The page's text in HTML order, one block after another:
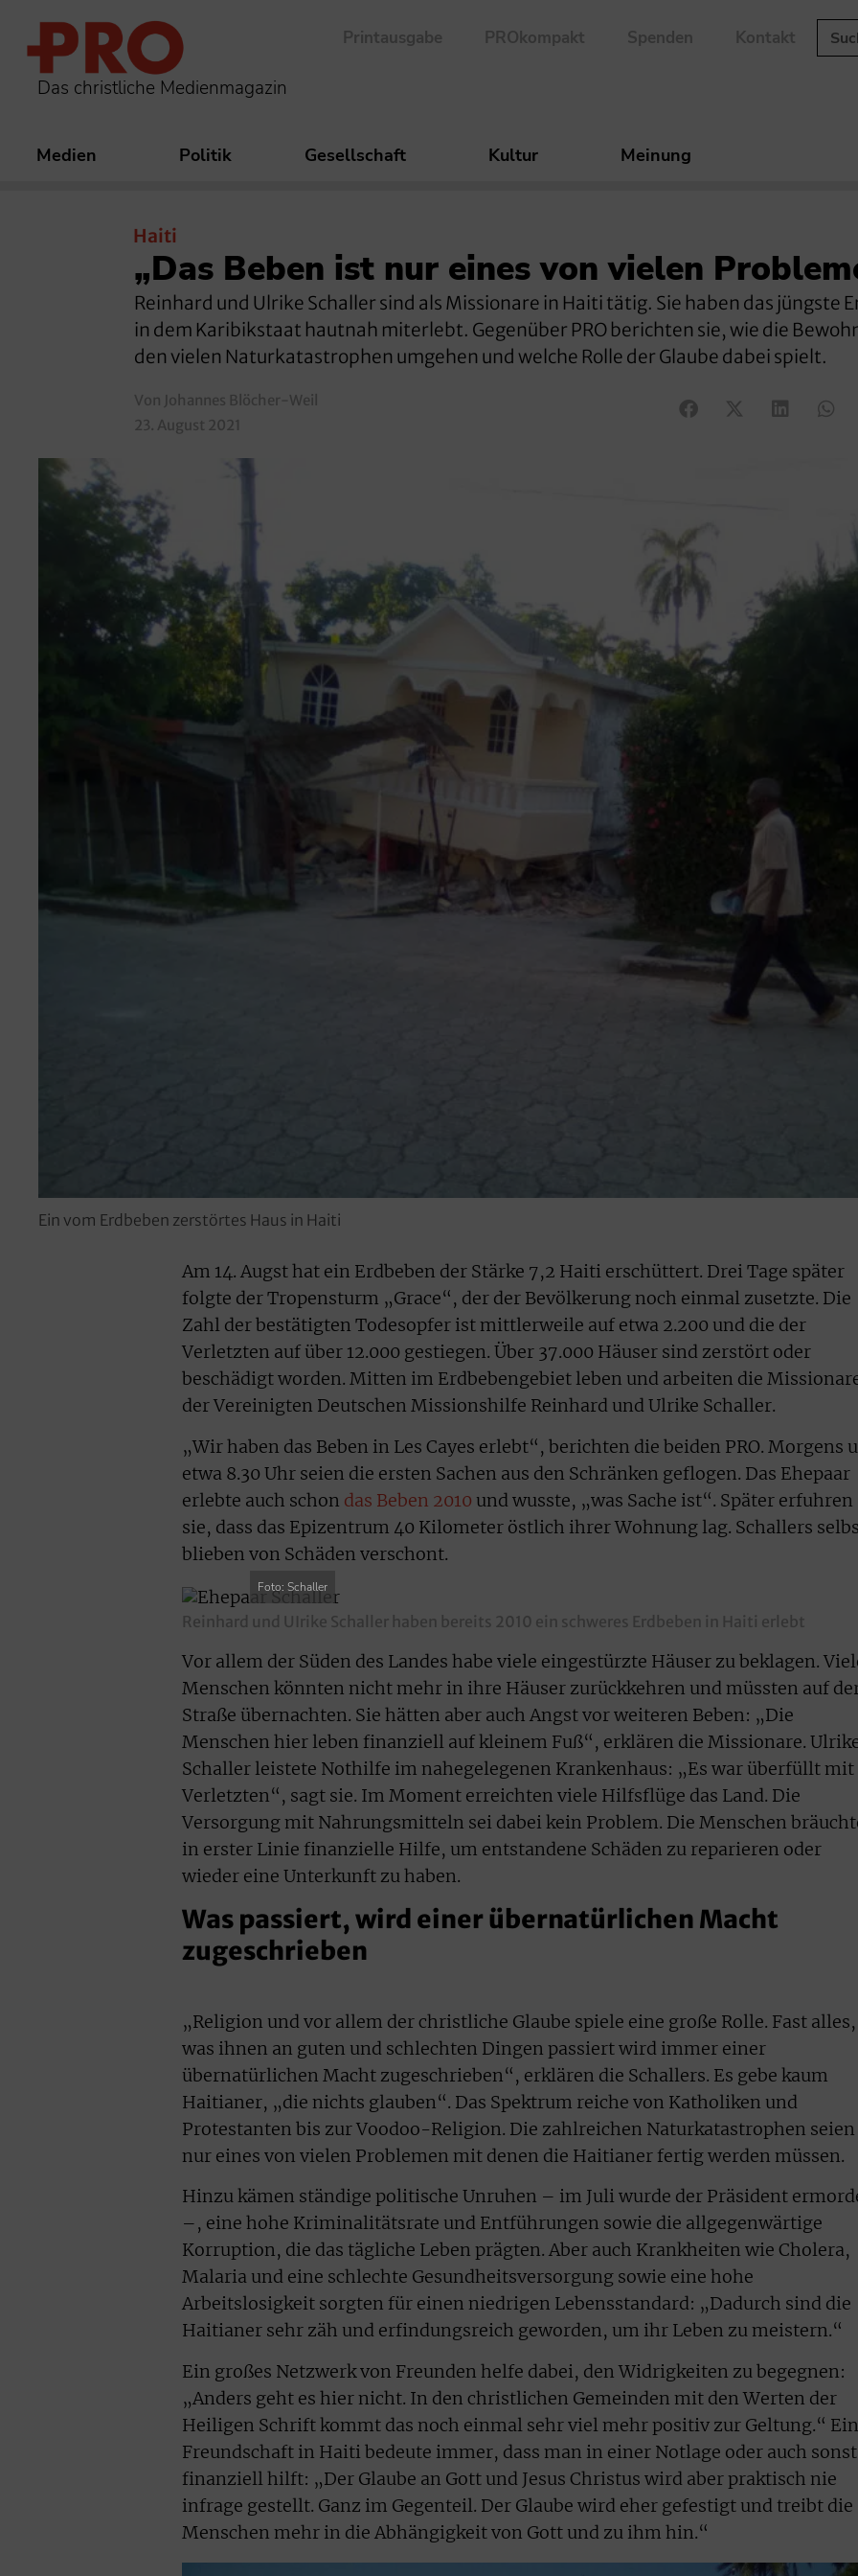
Das christliche Medienmagazin
Printausgabe PROkompakt Spenden Kontakt
Medien Politik Gesellschaft Kultur Meinung
Haiti
„Das Beben ist nur eines von vielen
Reinhard und Ulrike Schaller sind als Missionare in Haiti tätig. Sie haben das jüngste
in dem Karibikstaat hautnah miterlebt. Gegenüber PRO berichten sie, wie die
den vielen Naturkatastrophen umgehen und welche Rolle der Glaube dabei spielt.
Von Johannes Blöcher-Weil
23. August 2021
Ein vom Erdbeben zerstörtes Haus in Haiti
Am 14. Augst hat ein Erdbeben der Stärke 7,2 Haiti erschüttert. Drei Tage später
folgte der Tropensturm „Grace“, der der Bevölkerung noch einmal zusetzte. Die
Zahl der bestätigten Todesopfer ist mittlerweile auf etwa 2.200 und die der
Verletzten auf über 12.000 gestiegen. Über 37.000 Häuser sind zerstört oder
beschädigt worden. Mitten im Erdbebengebiet leben und arbeiten die
der Vereinigten Deutschen Missionshilfe Reinhard und Ulrike Schaller.
„Wir haben das Beben in Les Cayes erlebt“, berichten die beiden PRO. Morgens
etwa 8.30 Uhr seien die ersten Sachen aus den Schränken geflogen. Das Ehepaar
erlebte auch schon das Beben 2010 und wusste, „was Sache ist“. Später erfuhren
sie, dass das Epizentrum 40 Kilometer östlich ihrer Wohnung lag. Schallers
blieben von Schäden verschont.
Foto: Schaller
Reinhard und UIrike Schaller haben bereits 2010 ein schweres Erdbeben in Haiti erlebt
Vor allem der Süden des Landes habe viele eingestürzte Häuser zu beklagen.
Menschen könnten nicht mehr in ihre Häuser zurückkehren und müssten auf
Straße übernachten. Sie hätten aber auch Angst vor weiteren Beben: „Die
Menschen hier leben finanziell auf kleinem Fuß“, erklären die Missionare.
Schaller leistete Nothilfe im nahegelegenen Krankenhaus: „Es war überfüllt mit
Verletzten“, sagt sie. Im Moment erreichten viele Hilfsflüge das Land. Die
Versorgung mit Nahrungsmitteln sei dabei kein Problem. Die Menschen
in erster Linie finanzielle Hilfe, um entstandene Schäden zu reparieren oder
wieder eine Unterkunft zu haben.
Was passiert, wird einer übernatürlichen Macht
zugeschrieben
„Religion und vor allem der christliche Glaube spiele eine große Rolle. Fast alles,
was ihnen an guten und schlechten Dingen passiert wird immer einer
übernatürlichen Macht zugeschrieben“, erklären die Schallers. Es gebe kaum
Haitianer, „die nichts glauben“. Das Spektrum reiche von Katholiken und
Protestanten bis zur Voodoo-Religion. Die zahlreichen Naturkatastrophen seien
nur eines von vielen Problemen mit denen die Haitianer fertig werden müssen.
Hinzu kämen ständige politische Unruhen – im Juli wurde der Präsident
–, eine hohe Kriminalitätsrate und Entführungen sowie die allgegenwärtige
Korruption, die das tägliche Leben prägten. Aber auch Krankheiten wie Cholera,
Malaria und eine schlechte Gesundheitsversorgung sowie eine hohe
Arbeitslosigkeit sorgten für einen niedrigen Lebensstandard: „Dadurch sind die
Haitianer sehr zäh und erfindungsreich geworden, um ihr Leben zu meistern.“
Ein großes Netzwerk von Freunden helfe dabei, den Widrigkeiten zu begegnen:
„Anders geht es hier nicht. In den christlichen Gemeinden mit den Werten der
Heiligen Schrift kommt das noch einmal sehr viel mehr positiv zur Geltung.“
Freundschaft in Haiti bedeute immer, dass man in einer Notlage oder auch sonst
finanziell hilft: „Der Glaube an Gott und Jesus Christus wird aber praktisch nie
infrage gestellt. Ganz im Gegenteil. Der Glaube wird eher gefestigt und treibt die
Menschen mehr in die Abhängigkeit von Gott und zu ihm hin.“